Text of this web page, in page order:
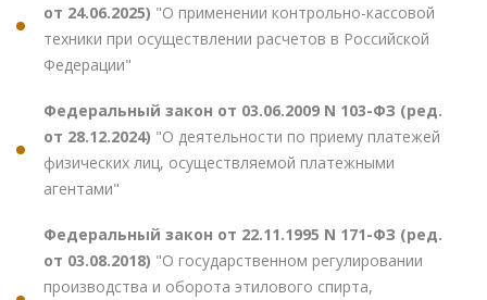
от 24.06.2025) "О применении контрольно-кассовой
техники при осуществлении расчетов в Российской
Федерации"
Федеральный закон от 03.06.2009 N 103-ФЗ (ред.
от 28.12.2024) "О деятельности по приему платежей
физических лиц, осуществляемой платежными
агентами"
Федеральный закон от 22.11.1995 N 171-ФЗ (ред.
от 03.08.2018) "О государственном регулировании
производства и оборота этилового спирта,